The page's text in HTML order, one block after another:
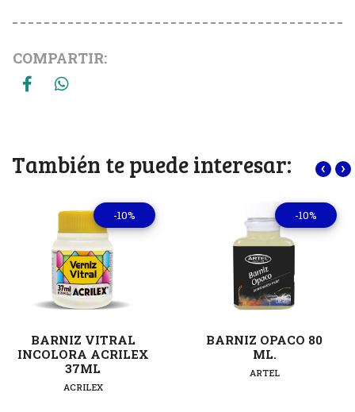
COMPARTIR:
También te puede interesar:
-10%
BARNIZ VITRAL
INCOLORA ACRILEX
37ML
ACRILEX
-10%
BARNIZ OPACO 80
ML.
ARTEL
‹ ›